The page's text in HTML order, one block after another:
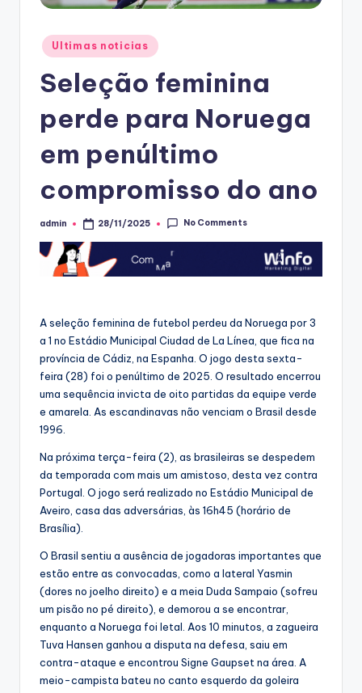
Posted
in
Ultimas noticias
Seleção feminina
perde para Noruega
em penúltimo
compromisso do ano
Posted
admin 28/11/2025 No Comments
A seleção feminina de futebol perdeu da Noruega por 3
a 1 no Estádio Municipal Ciudad de La Línea, que fica na
província de Cádiz, na Espanha. O jogo desta sexta-
feira (28) foi o penúltimo de 2025. O resultado encerrou
uma sequência invicta de oito partidas da equipe verde
e amarela. As escandinavas não venciam o Brasil desde
1996.
Na próxima terça-feira (2), as brasileiras se despedem
da temporada com mais um amistoso, desta vez contra
Portugal. O jogo será realizado no Estádio Municipal de
Aveiro, casa das adversárias, às 16h45 (horário de
Brasília).
O Brasil sentiu a ausência de jogadoras importantes que
estão entre as convocadas, como a lateral Yasmin
(dores no joelho direito) e a meia Duda Sampaio (sofreu
um pisão no pé direito), e demorou a se encontrar,
enquanto a Noruega foi letal. Aos 10 minutos, a zagueira
Tuva Hansen ganhou a disputa na defesa, saiu em
contra-ataque e encontrou Signe Gaupset na área. A
meio-campista bateu no canto esquerdo da goleira